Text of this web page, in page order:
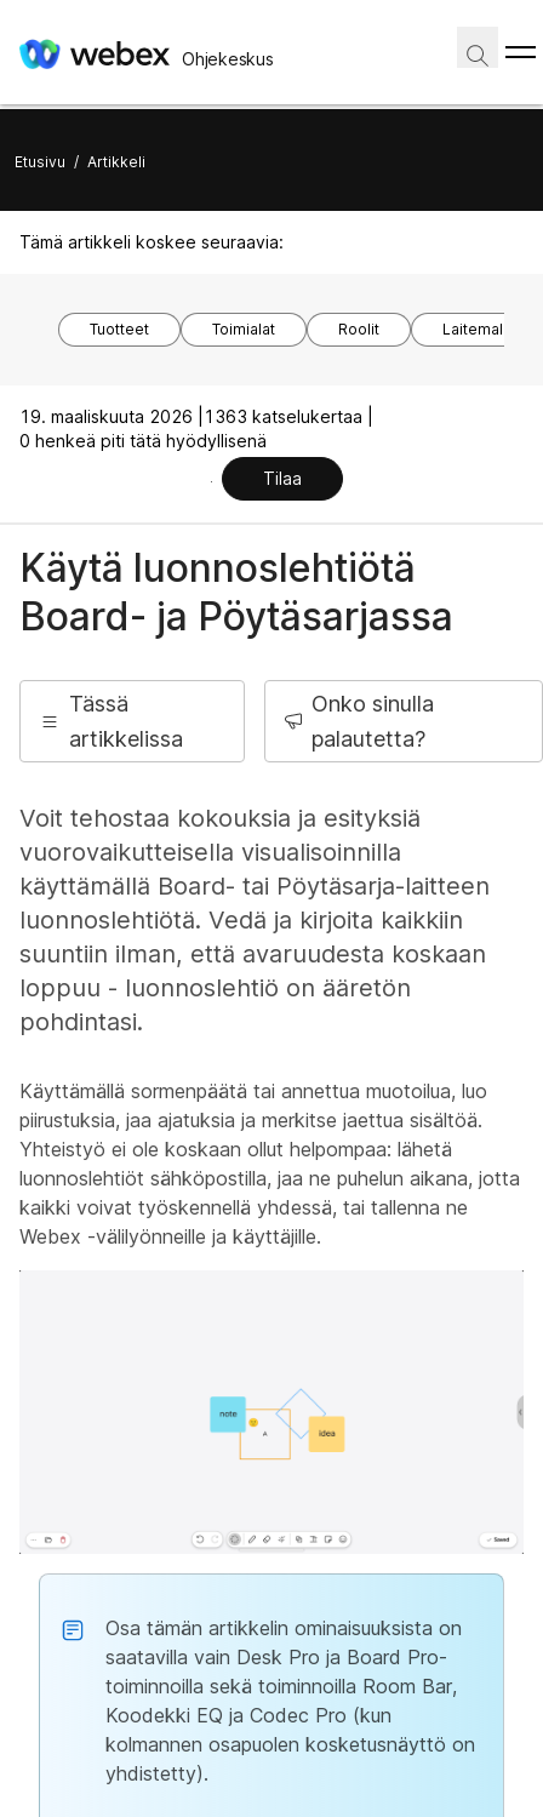
Ohjekeskus
Etusivu / Artikkeli
Tämä artikkeli koskee seuraavia:
Tuotteet Toimialat Roolit Laitemallit
19. maaliskuuta 2026 |
1363 katselukertaa |
0 henkeä piti tätä hyödyllisenä
Tilaa
Käytä luonnoslehtiötä
Board- ja Pöytäsarjassa
Tässä
artikkelissa
Onko sinulla
palautetta?
Voit tehostaa kokouksia ja esityksiä
vuorovaikutteisella visualisoinnilla
käyttämällä Board- tai Pöytäsarja-laitteen
luonnoslehtiötä. Vedä ja kirjoita kaikkiin
suuntiin ilman, että avaruudesta koskaan
loppuu - luonnoslehtiö on ääretön
pohdintasi.
Käyttämällä sormenpäätä tai annettua muotoilua, luo
piirustuksia, jaa ajatuksia ja merkitse jaettua sisältöä.
Yhteistyö ei ole koskaan ollut helpompaa: lähetä
luonnoslehtiöt sähköpostilla, jaa ne puhelun aikana, jotta
kaikki voivat työskennellä yhdessä, tai tallenna ne
Webex -välilyönneille ja käyttäjille.
Osa tämän artikkelin ominaisuuksista on
saatavilla vain Desk Pro ja Board Pro-
toiminnoilla sekä toiminnoilla Room Bar,
Koodekki EQ ja Codec Pro (kun
kolmannen osapuolen kosketusnäyttö on
yhdistetty).